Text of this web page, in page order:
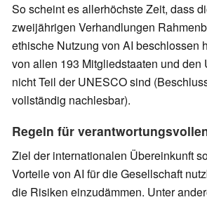
So scheint es allerhöchste Zeit, dass
zweijährigen Verhandlungen
ethische Nutzung von AI beschlossen
von allen 193 Mitgliedstaaten und den
nicht Teil der UNESCO sind
vollständig nachlesbar).
Regeln für
Ziel der internationalen Übereinkunft
Vorteile von AI für die Gesellschaft
die Risiken einzudämmen. Unter